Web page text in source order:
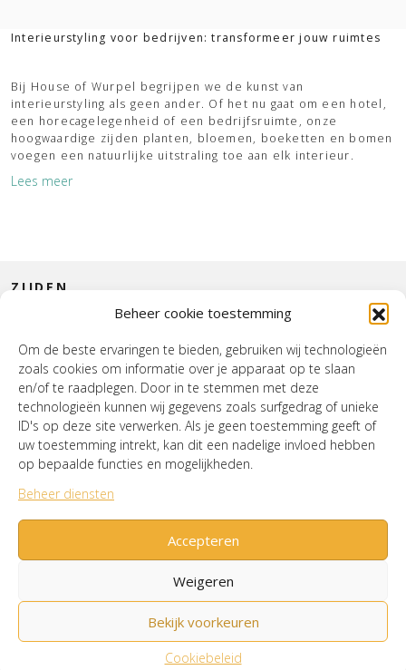
Beheer cookie toestemming
Om de beste ervaringen te bieden, gebruiken wij technologieën
zoals cookies om informatie over je apparaat op te slaan
en/of te raadplegen. Door in te stemmen met deze
technologieën kunnen wij gegevens zoals surfgedrag of unieke
ID's op deze site verwerken. Als je geen toestemming geeft of
uw toestemming intrekt, kan dit een nadelige invloed hebben
op bepaalde functies en mogelijkheden.
Beheer diensten
Accepteren
Weigeren
Bekijk voorkeuren
Cookiebeleid
Interieurstyling voor bedrijven: transformeer jouw ruimtes
Bij House of Wurpel begrijpen we de kunst van
interieurstyling als geen ander. Of het nu gaat om een hotel,
een horecagelegenheid of een bedrijfsruimte, onze
hoogwaardige zijden planten, bloemen, boeketten en bomen
voegen een natuurlijke uitstraling toe aan elk interieur.
en bomen zijn met oog voor detail vervaardigd en bieden
een duurzaam alternatief voor traditioneel groen. Ze
behouden hun schoonheid zonder onderhoud en voegen
Een mooie, duurzame keuze
Bij House of Wurpel omarmen we duurzame event styling
met de verbluffende zijden kunstbloemen en planten van
Silk-ka. Deze milieubewuste keuze biedt niet alleen
langdurige pracht, maar vereist ook geen water of zonlicht.
Met hun levensechte uitstraling voegen de zijden bloemen
een vleugje natuurlijke schoonheid toe aan elk evenement.
boeket gewisseld wordt. Iedere maand, elk kwartaal of half
Ontdek hoe we jouw ruimtes kunnen transformeren en lees
verder voor meer informatie.
Lees meer
HOUSE OF WURPEL
OPENINGSTIJDEN
ZIJDEN
INTERIEUR
Verzenden & RetournerenCookiebeleid (EU)
Mijn account
© House of Wurpel 2026 - Proudly made by